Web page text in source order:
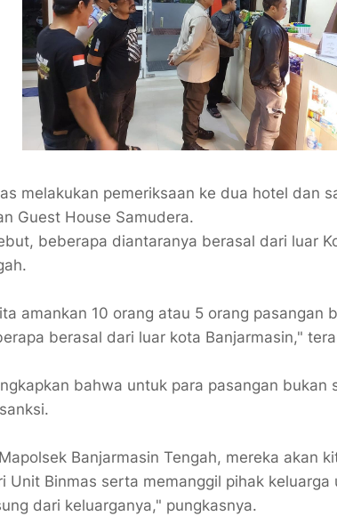
melakukan pemeriksaan ke dua hotel dan
Guest House Samudera.
beberapa diantaranya berasal dari luar
amankan 10 orang atau 5 orang pasangan
berasal dari luar kota Banjarmasin,"
bahwa untuk para pasangan
Banjarmasin Tengah, mereka akan
Unit Binmas serta memanggil pihak
dari keluarganya," pungkasnya.